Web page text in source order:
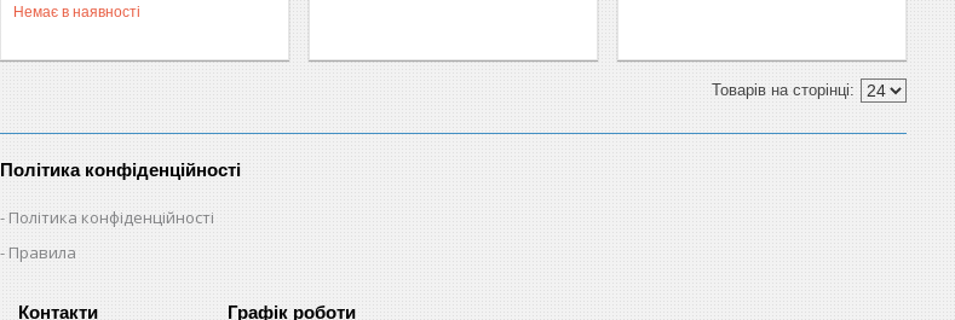
Немає в наявності
Політика конфіденційності
Політика конфіденційності
Правила
Графік роботи